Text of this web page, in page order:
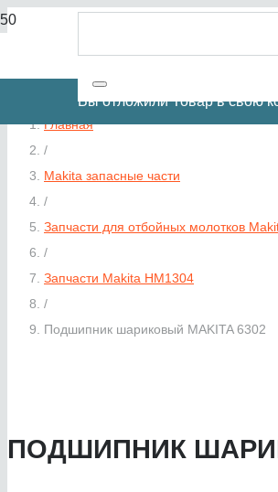
Вы отложилиТоварв свою
Главная
/
Makita запасные части
/
Запчасти для отбойных молотков
/
Запчасти Makita HM1304
/
Подшипник шариковый MAKITA 6302
ПОДШИПНИК